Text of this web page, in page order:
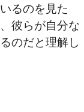
るのを見た
彼らが自分な
のだと理解し